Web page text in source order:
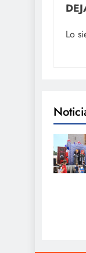
Lo